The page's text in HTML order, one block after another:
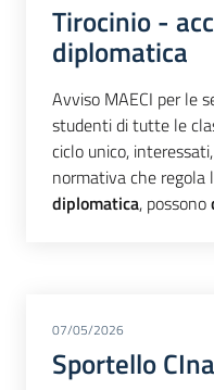
Tirocinio -
diplomatica
Avviso MAECI per le
studenti di tutte le
ciclo unico,
normativa che regola
diplomatica, possono
07/05/2026
Sportello